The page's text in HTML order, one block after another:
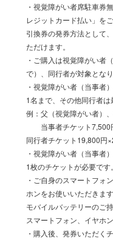
・視覚障がい者席駐車券
レジットカード払い」を
引換券の発券方法として
ただけます。
・ご購入は視覚障がい者
で）、同行者が対象となり
・視覚障がい者（当事者
1名まで、その他同行者は
例：父（視覚障がい者）
当事者チケット7,500
同行者チケット19,800円
・視覚障がい者（当事者
1枚のチケットが必要です。
・ご自身のスマートフォ
ホンをお使いいただきま
モバイルバッテリーのご
スマートフォン、イヤホ
・購入後、発券いただく